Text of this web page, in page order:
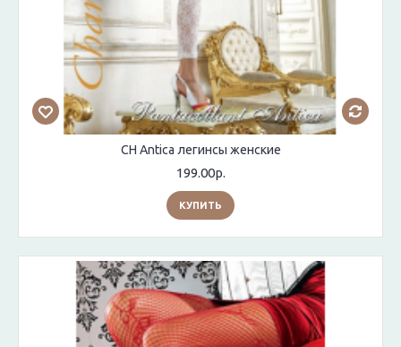
CH Antica легинсы женские
199.00р.
КУПИТЬ